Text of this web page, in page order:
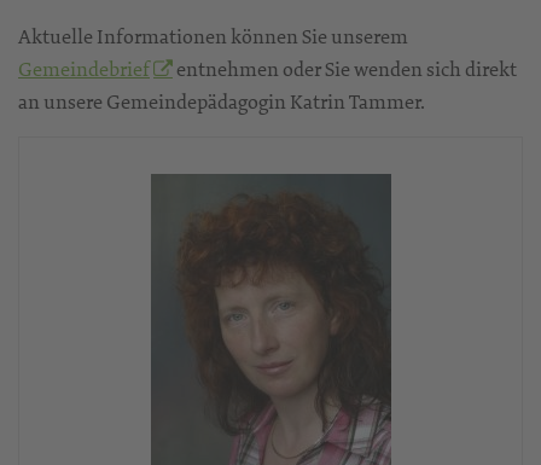
Aktuelle Informationen können Sie unserem
Gemeindebrief
entnehmen oder Sie wenden sich direkt
an unsere Gemeindepädagogin Katrin Tammer.